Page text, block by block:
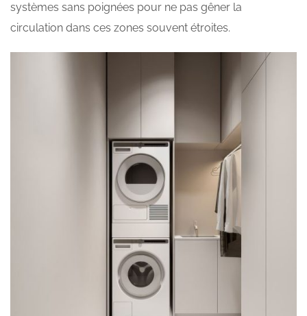
systèmes sans poignées pour ne pas gêner la
circulation dans ces zones souvent étroites.